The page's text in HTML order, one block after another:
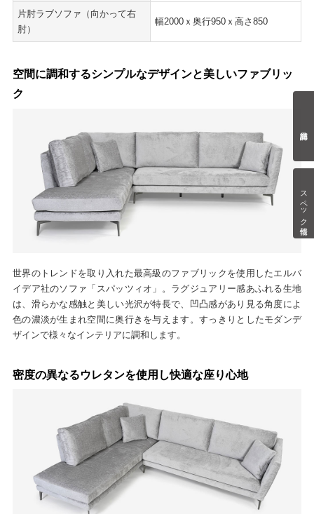
スペック情報
片肘ラブソファ（向かって右
肘）
幅2000ｘ奥行950ｘ高さ850
空間に調和するシンプルなデザインと美しいファブリッ
ク
世界のトレンドを取り入れた最高級のファブリックを使用したエルバ
イデア社のソファ「スパッツィオ」。ラグジュアリー感あふれる生地
は、滑らかな感触と美しい光沢が特長で、凹凸感があり見る角度によ
色の濃淡が生まれ空間に奥行きを与えます。すっきりとしたモダンデ
ザインで様々なインテリアに調和します。
密度の異なるウレタンを使用し快適な座り心地